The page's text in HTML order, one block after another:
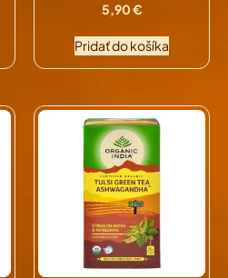
5,90€
Pridať do košíka